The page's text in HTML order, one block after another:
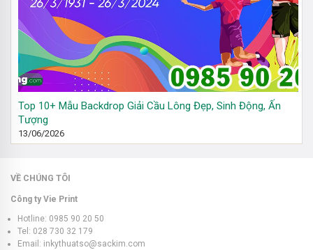
Top 10+ Mẫu Backdrop Giải Cầu Lông Đẹp, Sinh Động, Ấn
Tượng
13/06/2026
VỀ CHÚNG TÔI
Công ty Vie Print
Hotline: 0985 90 20 50
Tel: 028 730 32 179
Email: inkythuatso@sackim.com